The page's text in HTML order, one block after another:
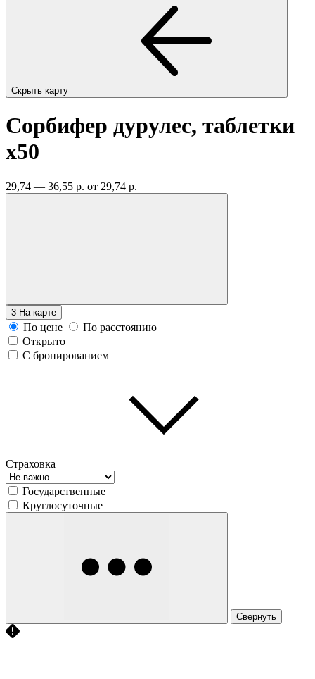
Скрыть карту
Сорбифер дурулес, таблетки
x50
29,74 — 36,55 р. от 29,74 р.
3 На карте
По цене
По расстоянию
Открыто
С бронированием
Страховка
Государственные
Круглосуточные
Свернуть